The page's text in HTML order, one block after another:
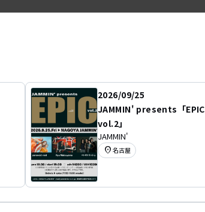
2026/09/25
JAMMIN' presents「EPIC
vol.2」
JAMMIN'
location_on 名古屋